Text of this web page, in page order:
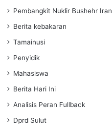
Pembangkit Nuklir Bushehr Iran
Berita kebakaran
Tamainusi
Penyidik
Mahasiswa
Berita Hari Ini
Analisis Peran Fullback
Dprd Sulut